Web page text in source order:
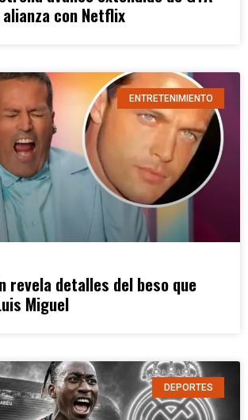
con Netflix
ENTRETENIMIENTO
revela detalles del beso que
Miguel
DEPORTES